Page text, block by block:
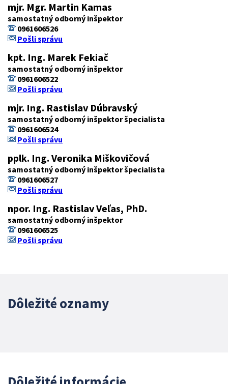
mjr. Mgr. Martin Kamas
samostatný odborný inšpektor
0961606526
Pošli správu
kpt. Ing. Marek Fekiač
samostatný odborný inšpektor
0961606522
Pošli správu
mjr. Ing. Rastislav Dúbravský
samostatný odborný inšpektor špecialista
0961606524
Pošli správu
pplk. Ing. Veronika Miškovičová
samostatný odborný inšpektor špecialista
0961606527
Pošli správu
npor. Ing. Rastislav Veľas, PhD.
samostatný odborný inšpektor
0961606525
Pošli správu
Dôležité oznamy